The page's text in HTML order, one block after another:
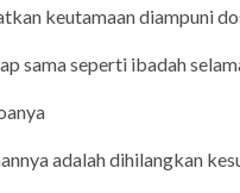
keutamaan diampuni
sama seperti ibadah
adalah dihilangkan